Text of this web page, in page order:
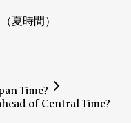
（夏時間）
Time?
of Central Time?